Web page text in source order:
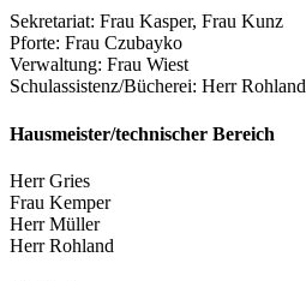
Sekretariat: Frau Kasper, Frau Kunz
Pforte: Frau Czubayko
Verwaltung: Frau Wiest
Schulassistenz/Bücherei: Herr Rohland
Hausmeister/technischer Bereich
Herr Gries
Frau Kemper
Herr Müller
Herr Rohland